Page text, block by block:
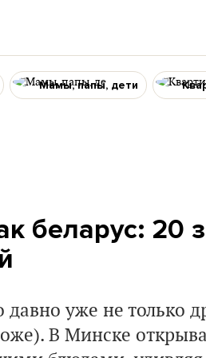
Мамы, папы, дети
беларус: 20
давно уже не только
В Минске